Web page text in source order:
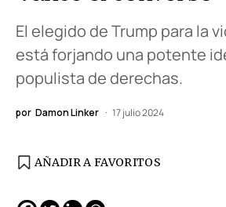
El elegido de Trump para la
está forjando una potente
populista de derechas.
por Damon Linker 17 julio 2024
AÑADIR A FAVORITOS